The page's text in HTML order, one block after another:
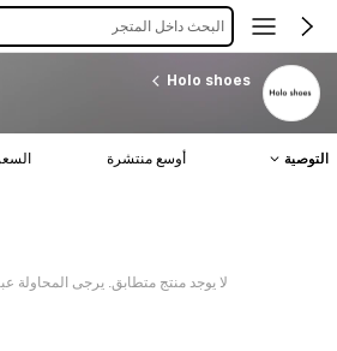
البحث داخل المتجر
Holo shoes
التوصية أوسع منتشرة
لا يوجد منتج متطابق. يرجى المحاولة